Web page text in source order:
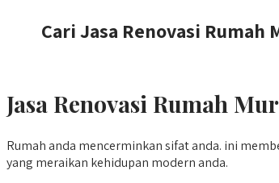
Cari Jasa Renovasi
Jasa Renovasi Rumah
Rumah anda mencerminkan sifat anda. ini
yang meraikan kehidupan modern anda.